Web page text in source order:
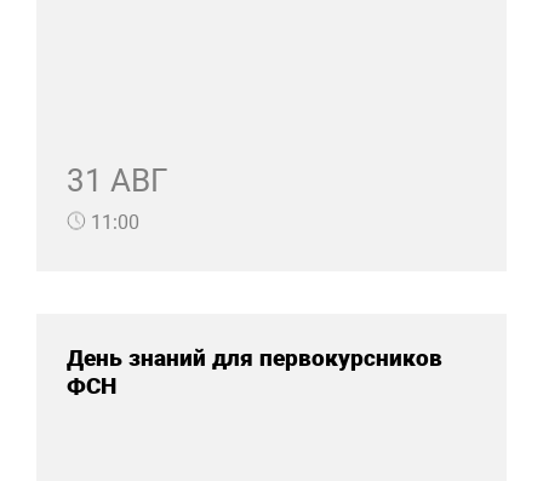
31 АВГ
11:00
День знаний для первокурсников
ФСН